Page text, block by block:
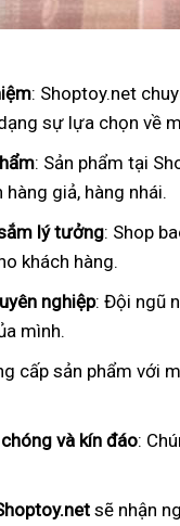
: Shoptoy.net
sự lựa chọn về
: Sản phẩm tại
giả, hàng nhái.
lý tưởng: Shop
khách hàng.
nghiệp: Đội ngũ
mình.
cấp sản phẩm với
và kín đáo:
sẽ nhận